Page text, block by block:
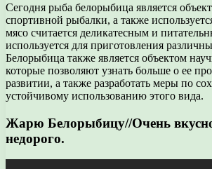
Сегодня рыба белорыбица является
спортивной рыбалки, а также
мясо считается деликатесным и
используется для приготовления
Белорыбица также является объектом
которые позволяют узнать больше о ее
развитии, а также разработать меры по
устойчивому использованию этого вида.
Жарю Белорыбицу//Очень
недорого.